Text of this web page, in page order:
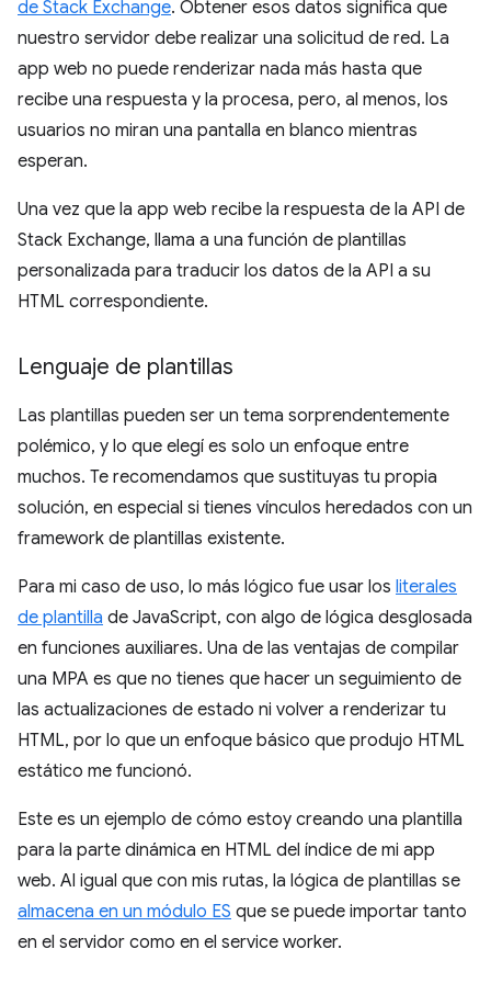
de Stack Exchange. Obtener esos datos significa que
nuestro servidor debe realizar una solicitud de red. La
app web no puede renderizar nada más hasta que
recibe una respuesta y la procesa, pero, al menos, los
usuarios no miran una pantalla en blanco mientras
esperan.
Una vez que la app web recibe la respuesta de la API de
Stack Exchange, llama a una función de plantillas
personalizada para traducir los datos de la API a su
HTML correspondiente.
Lenguaje de plantillas
Las plantillas pueden ser un tema sorprendentemente
polémico, y lo que elegí es solo un enfoque entre
muchos. Te recomendamos que sustituyas tu propia
solución, en especial si tienes vínculos heredados con un
framework de plantillas existente.
Para mi caso de uso, lo más lógico fue usar los literales
de plantilla de JavaScript, con algo de lógica desglosada
en funciones auxiliares. Una de las ventajas de compilar
una MPA es que no tienes que hacer un seguimiento de
las actualizaciones de estado ni volver a renderizar tu
HTML, por lo que un enfoque básico que produjo HTML
estático me funcionó.
Este es un ejemplo de cómo estoy creando una plantilla
para la parte dinámica en HTML del índice de mi app
web. Al igual que con mis rutas, la lógica de plantillas se
almacena en un módulo ES que se puede importar tanto
en el servidor como en el service worker.